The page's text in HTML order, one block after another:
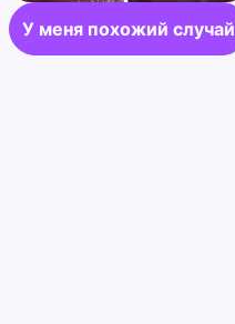
У меня похожий случай